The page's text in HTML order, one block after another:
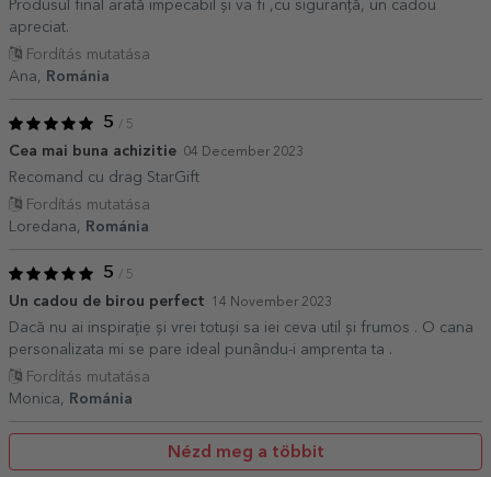
Produsul final arată impecabil și va fi ,cu siguranță, un cadou
apreciat.
Fordítás mutatása
Ana,
Románia
5 / 5
Cea mai buna achizitie 04 December 2023
Recomand cu drag StarGift
Fordítás mutatása
Loredana,
Románia
5 / 5
Un cadou de birou perfect 14 November 2023
Dacă nu ai inspirație și vrei totuși sa iei ceva util și frumos . O cana
personalizata mi se pare ideal punându-i amprenta ta .
Fordítás mutatása
Monica,
Románia
Nézd meg a többit